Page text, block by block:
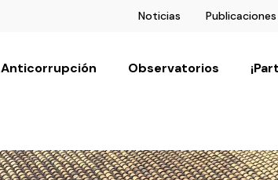
Noticias Publicaciones
Anticorrupción Observatorios